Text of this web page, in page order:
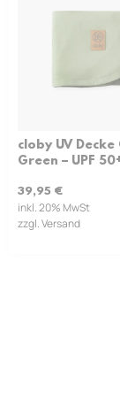
cloby UV Decke
Green – UPF
39,95 €
inkl. 20% MwSt
zzgl. Versand